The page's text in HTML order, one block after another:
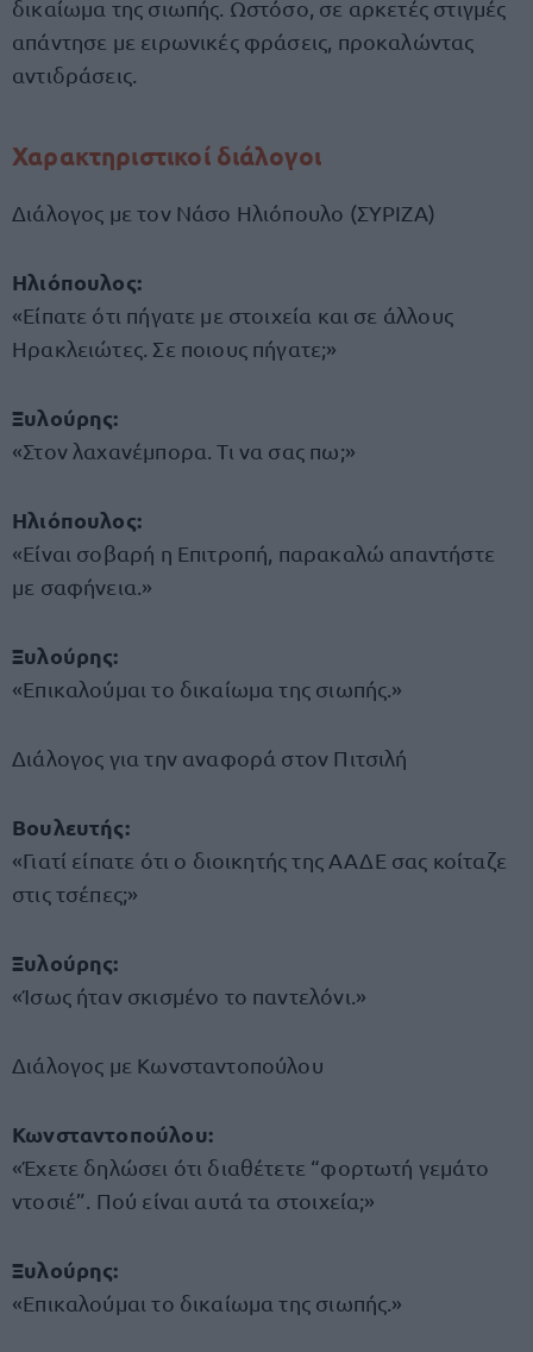
δικαίωμα της σιωπής. Ωστόσο, σε αρκετές στιγμές
απάντησε με ειρωνικές φράσεις, προκαλώντας
αντιδράσεις.
Χαρακτηριστικοί διάλογοι
Διάλογος με τον Νάσο Ηλιόπουλο (ΣΥΡΙΖΑ)
Ηλιόπουλος:
«Είπατε ότι πήγατε με στοιχεία και σε άλλους
Ηρακλειώτες. Σε ποιους πήγατε;»
Ξυλούρης:
«Στον λαχανέμπορα. Τι να σας πω;»
Ηλιόπουλος:
«Είναι σοβαρή η Επιτροπή, παρακαλώ απαντήστε
με σαφήνεια.»
Ξυλούρης:
«Επικαλούμαι το δικαίωμα της σιωπής.»
Διάλογος για την αναφορά στον Πιτσιλή
Βουλευτής:
«Γιατί είπατε ότι ο διοικητής της ΑΑΔΕ σας κοίταζε
στις τσέπες;»
Ξυλούρης:
«Ίσως ήταν σκισμένο το παντελόνι.»
Διάλογος με Κωνσταντοπούλου
Κωνσταντοπούλου:
«Έχετε δηλώσει ότι διαθέτετε “φορτωτή γεμάτο
ντοσιέ”. Πού είναι αυτά τα στοιχεία;»
Ξυλούρης:
«Επικαλούμαι το δικαίωμα της σιωπής.»